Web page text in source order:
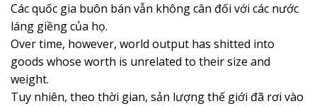
Các quốc gia buôn bán vẫn không cân đối với các nước
láng giềng của họ.
Over time, however, world output has shitted into
goods whose worth is unrelated to their size and
weight.
Tuy nhiên, theo thời gian, sản lượng thế giới đã rơi vào